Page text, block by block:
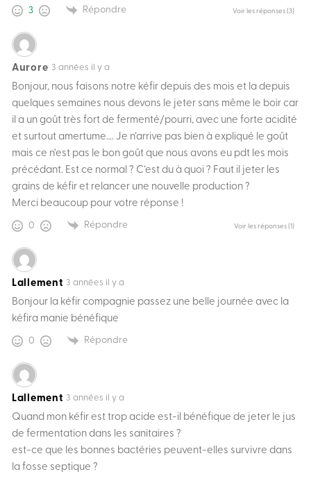
3 Répondre Voir les réponses(3)
Aurore 3 années il y a
Bonjour, nous faisons notre kéfir depuis des mois et la depuis
quelques semaines nous devons le jeter sans même le boir car
il a un goût très fort de fermenté/pourri, avec une forte acidité
et surtout amertume…. Je n’arrive pas bien à expliqué le goût
mais ce n’est pas le bon goût que nous avons eu pdt les mois
précédant. Est ce normal ? C’est du à quoi ? Faut il jeter les
grains de kéfir et relancer une nouvelle production ?
Merci beaucoup pour votre réponse !
0 Répondre Voir les réponses(1)
Lallement 3 années il y a
Bonjour la kéfir compagnie passez une belle journée avec la
kéfira manie bénéfique
0 Répondre
Lallement 3 années il y a
Quand mon kéfir est trop acide est-il bénéfique de jeter le jus
de fermentation dans les sanitaires ?
est-ce que les bonnes bactéries peuvent-elles survivre dans
la fosse septique ?